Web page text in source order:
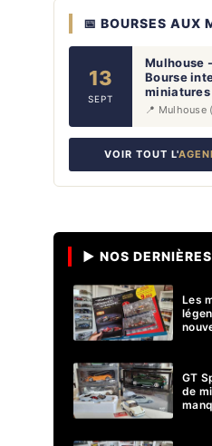
📅 BOURSES AUX
13
SEPT
Mulhouse
Bourse
📍 Mulhouse
VOIR TOUT L'
▶ NOS
Les
GT
de